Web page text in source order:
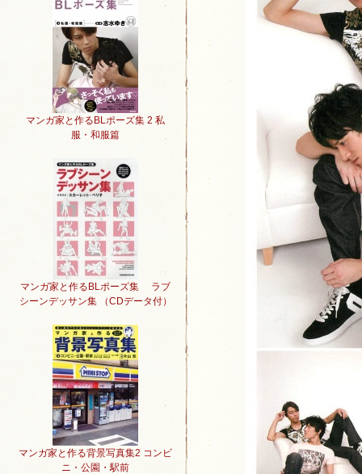
マンガ家と作るBLポーズ集 2 私
服・和服篇
マンガ家と作るBLポーズ集 ラブ
シーンデッサン集 （CDデータ付）
マンガ家と作る背景写真集2 コンビ
ニ・公園・駅前